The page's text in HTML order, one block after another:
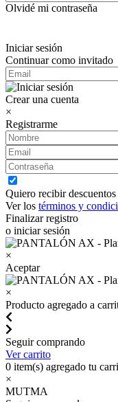
Olvidé mi contraseña
Iniciar sesión
Continuar como invitado
Crear una cuenta
×
Registrarme
Quiero recibir
Ver los términos y
Finalizar registro
o iniciar sesión
×
Aceptar
×
Producto agregado a
Seguir comprando
Ver carrito
0 item(s) agregado tu
×
MUTMA